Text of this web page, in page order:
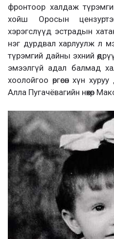
фронтоор халдаж
хойш Оросын
хэрэгслүүд эстрадын
нэг дурдвал харлуулж л
түрэмгий дайны эхний
эмээлгүй адал балмад
хоолойгоо өргөсөн хүн
Алла Пугачёвагийн нөхөр